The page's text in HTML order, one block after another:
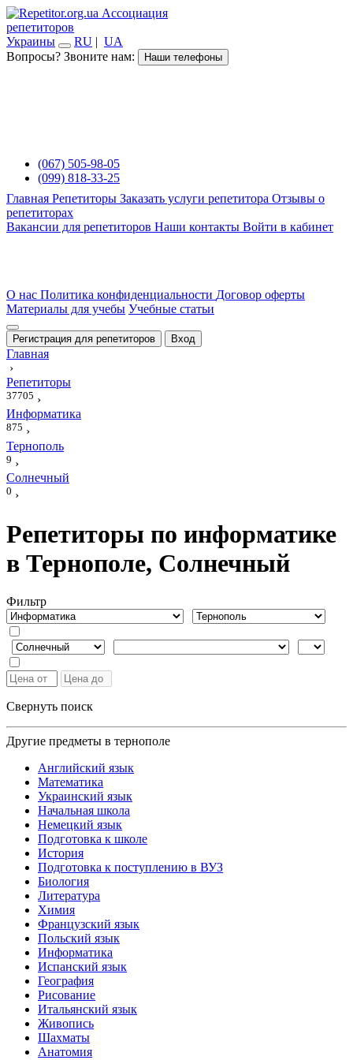
Ассоциация
репетиторов
Украины
RU | UA
Вопросы? Звоните нам:
Наши телефоны
(067) 505-98-05
(099) 818-33-25
Главная Репетиторы Заказать услуги репетитора Отзывы о
репетиторах
Вакансии для репетиторов Наши контакты Войти в кабинет
О нас Политика конфиденциальности Договор оферты
Материалы для учебы Учебные статьи
Регистрация для репетиторов Вход
Главная
›
Репетиторы
37705 ›
Информатика
875 ›
Тернополь
9 ›
Солнечный
0 ›
Репетиторы по информатике
в Тернополе, Солнечный
Фильтр
Свернуть поиск
Другие предметы в тернополе
Английский язык
Математика
Украинский язык
Начальная школа
Немецкий язык
Подготовка к школе
История
Подготовка к поступлению в ВУЗ
Биология
Литература
Химия
Французский язык
Польский язык
Информатика
Испанский язык
География
Рисование
Итальянский язык
Живопись
Шахматы
Анатомия